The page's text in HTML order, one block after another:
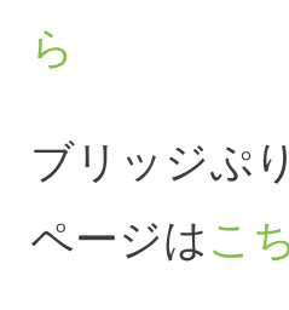
ら
ブリッジぷ
ページはこ